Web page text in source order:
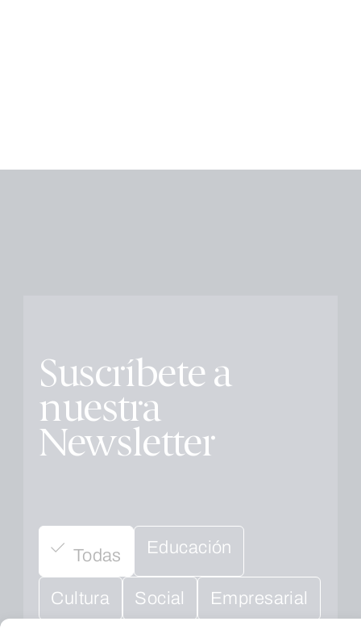
Suscríbete a
nuestra
Newsletter
Todas Educación
Cultura Social Empresarial